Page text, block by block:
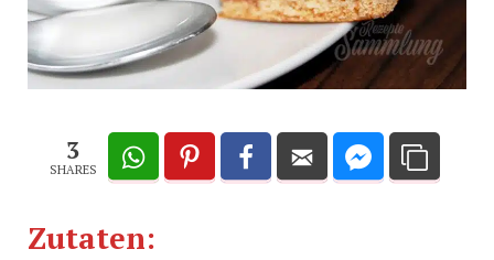
3
SHARES
Zutaten: